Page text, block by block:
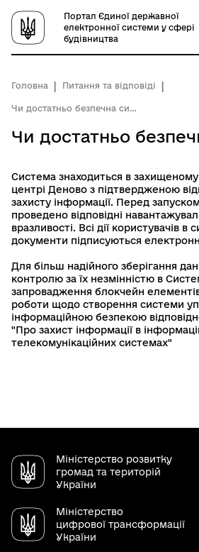
Портал Єдиної державної
електронної системи у сфері
будівництва
Головна Питання та відповіді
Чи достатньо безпечна система?
Чи достатньо
Система знаходиться в
центрі Деново з підтвердженою
захисту інформації. Перед
проведено відповідні
вразливості. Всі дії користувачів в
документи підписуються
Для більш надійного зберігання
контролю за їх незмінністю в
запровадження блокчейн
роботи щодо створення системи
інформаційною безпекою
"Про захист інформації в
телекомунікаційних системах"
Міністерство розвитку
громад та територій
України
Міністерство
цифрової трансформації
України